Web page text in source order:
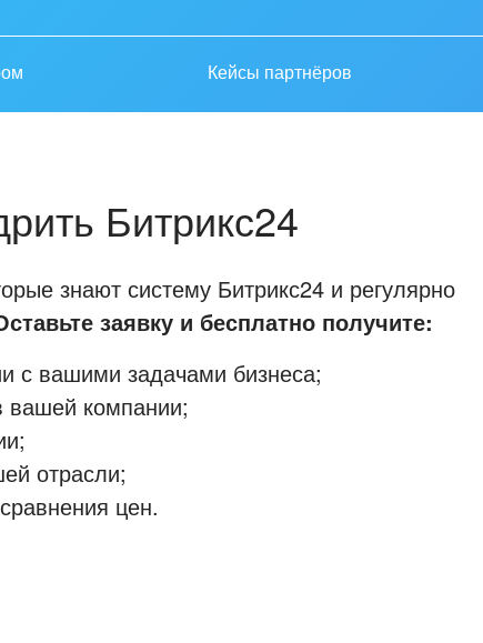
Кейсы партнёров
Битрикс24
знают систему Битрикс24 и регулярно
заявку и бесплатно получите:
с вашими задачами бизнеса;
вашей компании;
отрасли;
цен.